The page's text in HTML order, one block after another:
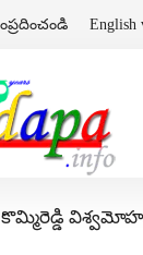
English
కొమ్మిరెడ్డి